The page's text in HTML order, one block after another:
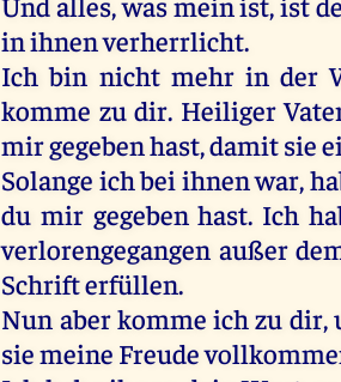
in ihnen verherrlicht.
Ich bin nicht mehr in der
komme zu dir. Heiliger
mir gegeben hast, damit sie
Solange ich bei ihnen war,
du mir gegeben hast. Ich
verlorengegangen außer
Schrift erfüllen.
Nun aber komme ich zu dir,
sie meine Freude